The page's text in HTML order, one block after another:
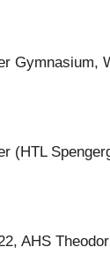
Gymnasium,
(HTL
AHS